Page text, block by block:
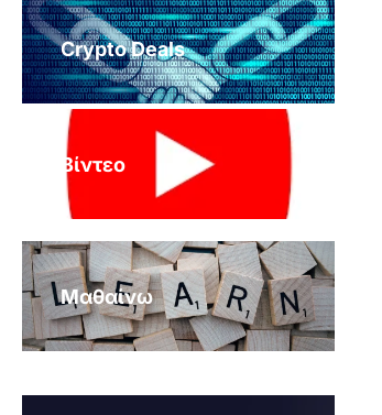
Crypto Deals
Βίντεο
Μαθαίνω